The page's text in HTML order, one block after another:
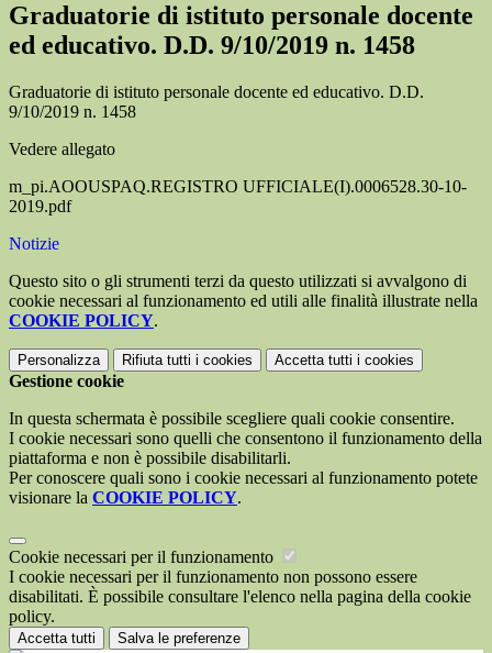
Graduatorie di istituto personale docente
ed educativo. D.D. 9/10/2019 n. 1458
Graduatorie di istituto personale docente ed educativo. D.D.
9/10/2019 n. 1458
Vedere allegato
m_pi.AOOUSPAQ.REGISTRO UFFICIALE(I).0006528.30-10-
2019.pdf
Notizie
Questo sito o gli strumenti terzi da questo utilizzati si avvalgono di
cookie necessari al funzionamento ed utili alle finalità illustrate nella
COOKIE POLICY.
Personalizza Rifiuta tutti i cookies Accetta tutti i cookies
Gestione cookie
In questa schermata è possibile scegliere quali cookie consentire.
I cookie necessari sono quelli che consentono il funzionamento della
piattaforma e non è possibile disabilitarli.
Per conoscere quali sono i cookie necessari al funzionamento potete
visionare la COOKIE POLICY.
Cookie necessari per il funzionamento
I cookie necessari per il funzionamento non possono essere
disabilitati. È possibile consultare l'elenco nella pagina della cookie
policy.
Accetta tutti Salva le preferenze